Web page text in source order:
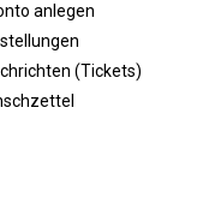
anlegen
(Tickets)